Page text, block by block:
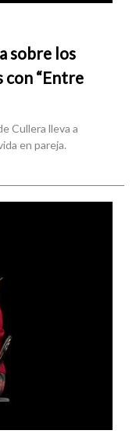
sobre los
con “Entre
Cullera lleva a
en pareja.